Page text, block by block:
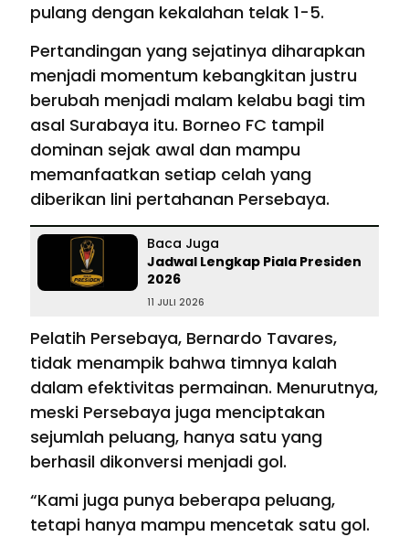
pulang dengan kekalahan telak 1-5.
Pertandingan yang sejatinya diharapkan
menjadi momentum kebangkitan justru
berubah menjadi malam kelabu bagi tim
asal Surabaya itu. Borneo FC tampil
dominan sejak awal dan mampu
memanfaatkan setiap celah yang
diberikan lini pertahanan Persebaya.
Baca Juga
Jadwal Lengkap Piala Presiden
2026
11 JULI 2026
Pelatih Persebaya, Bernardo Tavares,
tidak menampik bahwa timnya kalah
dalam efektivitas permainan. Menurutnya,
meski Persebaya juga menciptakan
sejumlah peluang, hanya satu yang
berhasil dikonversi menjadi gol.
“Kami juga punya beberapa peluang,
tetapi hanya mampu mencetak satu gol.